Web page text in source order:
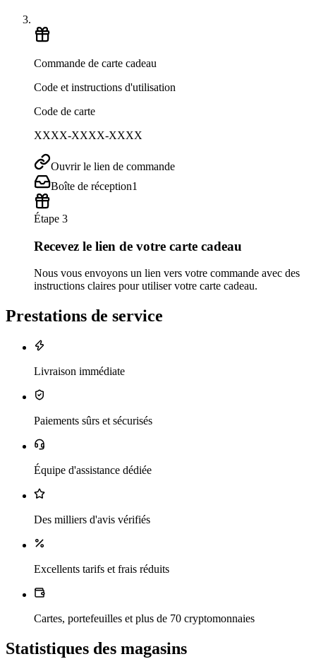
Commande de carte cadeau
Code et instructions d'utilisation
Code de carte
XXXX-XXXX-XXXX
Ouvrir le lien de commande
Boîte de réception1
Étape 3
Recevez le lien de votre carte cadeau
Nous vous envoyons un lien vers votre commande avec des
instructions claires pour utiliser votre carte cadeau.
Prestations de service
Livraison immédiate
Paiements sûrs et sécurisés
Équipe d'assistance dédiée
Des milliers d'avis vérifiés
Excellents tarifs et frais réduits
Cartes, portefeuilles et plus de 70 cryptomonnaies
Statistiques des magasins